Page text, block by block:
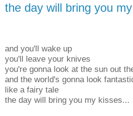
the day will bring you
and you'll wake up
you'll leave your knives
you're gonna look at the sun out
and the world's gonna look
like a fairy tale
the day will bring you my kisses...